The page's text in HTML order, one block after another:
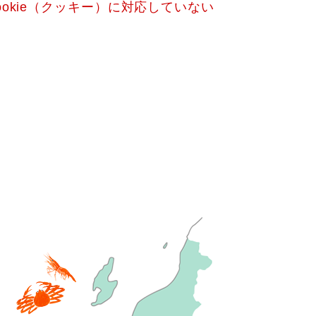
（クッキー）に対応していない